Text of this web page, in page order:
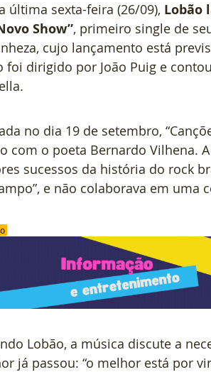
última sexta-feira (26/09), Lobão
Show”, primeiro single de
cujo lançamento está
foi dirigido por João Puig e
no dia 19 de setembro,
com o poeta Bernardo Vilhena.
sucessos da história do rock
e não colaborava em uma
Lobão, a música discute a
já passou: “o melhor está por